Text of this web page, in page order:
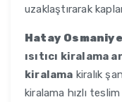
uzaklaştırarak
Hatay
ısıtıcı kiralama
kiralama kiralık
kiralama hızlı